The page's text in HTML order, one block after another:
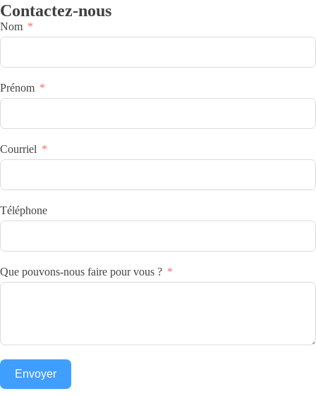
Contactez-nous
Nom
Prénom
Courriel
Téléphone
Que pouvons-nous faire pour vous ?
Envoyer